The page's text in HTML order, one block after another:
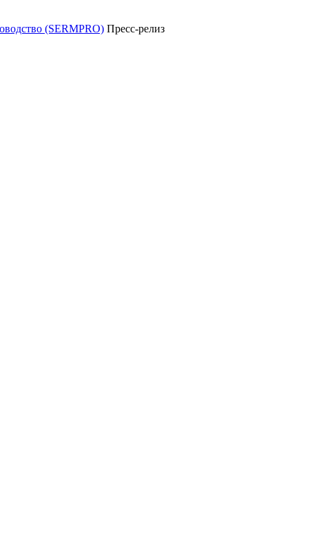
(SERMPRO) Пресс-релиз